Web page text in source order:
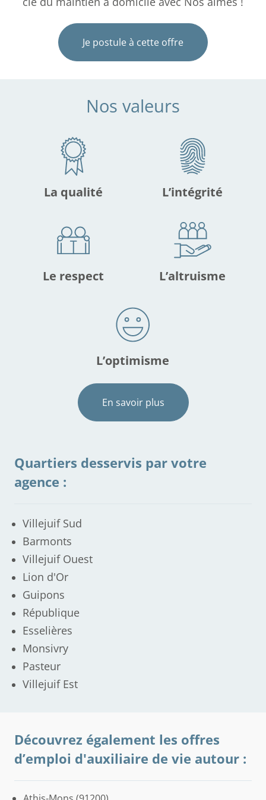
Je postule à cette offre
Nos valeurs
La qualité L’intégrité
Le respect L’altruisme
L’optimisme
En savoir plus
Quartiers desservis par votre
agence :
Villejuif Sud
Barmonts
Villejuif Ouest
Lion d'Or
Guipons
République
Esselières
Monsivry
Pasteur
Villejuif Est
Découvrez également les offres
d’emploi d'auxiliaire de vie autour :